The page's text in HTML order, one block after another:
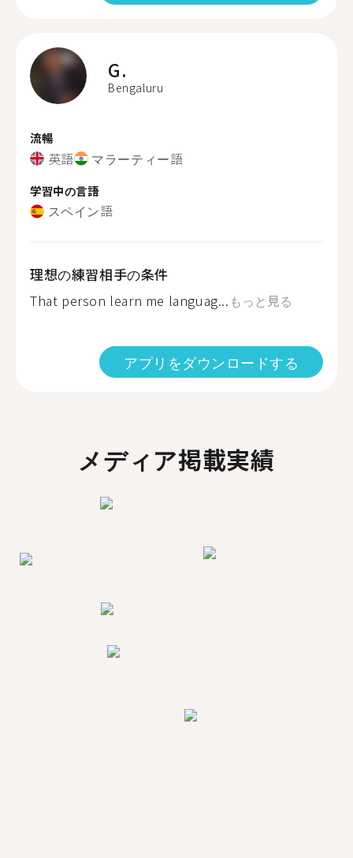
G.
Bengaluru
流暢
英語 マラーティー語
学習中の言語
スペイン語
理想の練習相手の条件
That person learn me languag... もっと見る
アプリをダウンロードする
メディア掲載実績